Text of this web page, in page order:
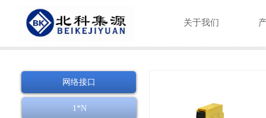
网络接口
1*N
关于我们